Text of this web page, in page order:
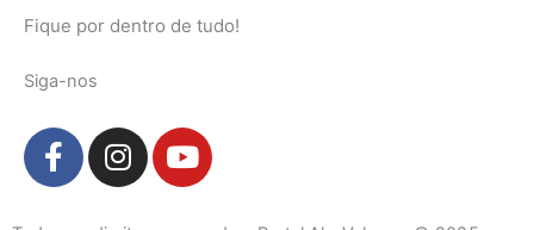
Fique por dentro de tudo!
Siga-nos
F
a
I
n
Y
o